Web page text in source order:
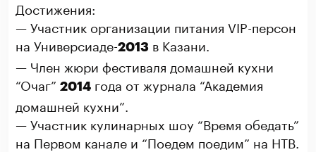
Достижения:
— Участник организации питания VIP-персон
на Универсиаде-2013 в Казани.
— Член жюри фестиваля домашней кухни
“Очаг” 2014 года от журнала “Академия
домашней кухни”.
— Участник кулинарных шоу “Время обедать”
на Первом канале и “Поедем поедим” на НТВ.